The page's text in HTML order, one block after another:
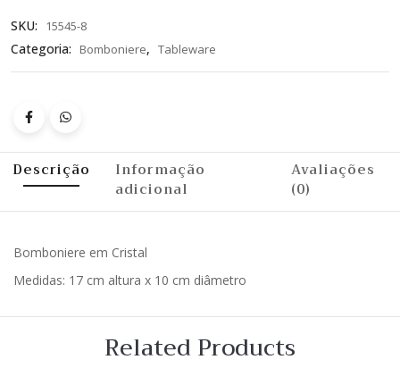
SKU: 15545-8
Categoria: Bomboniere, Tableware
Descrição
Informação
adicional
Avaliações
(0)
Bomboniere em Cristal
Medidas: 17 cm altura x 10 cm diâmetro
Related Products